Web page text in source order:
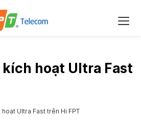
hoạt Ultra Fast
Ultra Fast trên Hi FPT